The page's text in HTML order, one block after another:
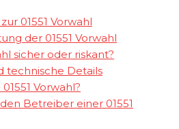
01551 Vorwahl
der 01551 Vorwahl
sicher oder riskant?
technische Details
Vorwahl?
Betreiber einer 01551